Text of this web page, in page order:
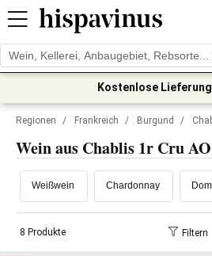
Kostenlose Lieferung
Regionen / Frankreich / Burgund /
Wein aus Chablis 1r Cru
Weißwein Chardonnay
8 Produkte Filtern